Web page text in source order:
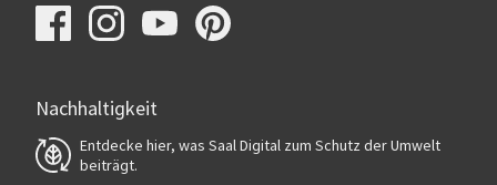
Nachhaltigkeit
Entdecke hier, was Saal Digital zum Schutz der Umwelt
beiträgt.